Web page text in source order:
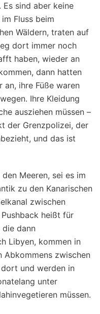
Es sind aber keine
Fluss beim
Wäldern, traten auf
dort immer noch
haben, wieder an
dann hatten
an, ihre Füße waren
Ihre Kleidung
ausziehen müssen –
der Grenzpolizei, der
und das ist
Meeren, sei es im
zu den Kanarischen
zwischen
heißt für
die dann
Libyen, kommen in
Abkommens zwischen
und werden in
unter
müssen.